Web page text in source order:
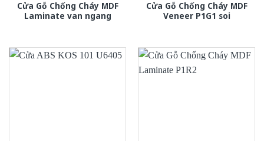
Cửa Gỗ Chống Cháy MDF
Laminate van ngang
Cửa Gỗ Chống Cháy MDF
Veneer P1G1 soi